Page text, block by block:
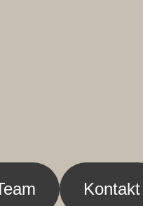
Kontakt